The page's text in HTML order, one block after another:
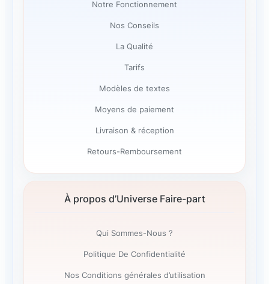
Notre Fonctionnement
Nos Conseils
La Qualité
Tarifs
Modèles de textes
Moyens de paiement
Livraison & réception
Retours-Remboursement
À propos d’Universe Faire-part
Qui Sommes-Nous ?
Politique De Confidentialité
Nos Conditions générales d’utilisation